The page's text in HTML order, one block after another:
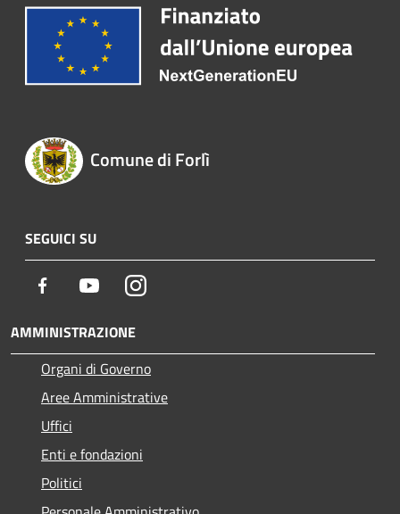
Comune di Forlì
SEGUICI SU
Facebook YoutubeInstagram
AMMINISTRAZIONE
Organi di Governo
Aree Amministrative
Uffici
Enti e fondazioni
Politici